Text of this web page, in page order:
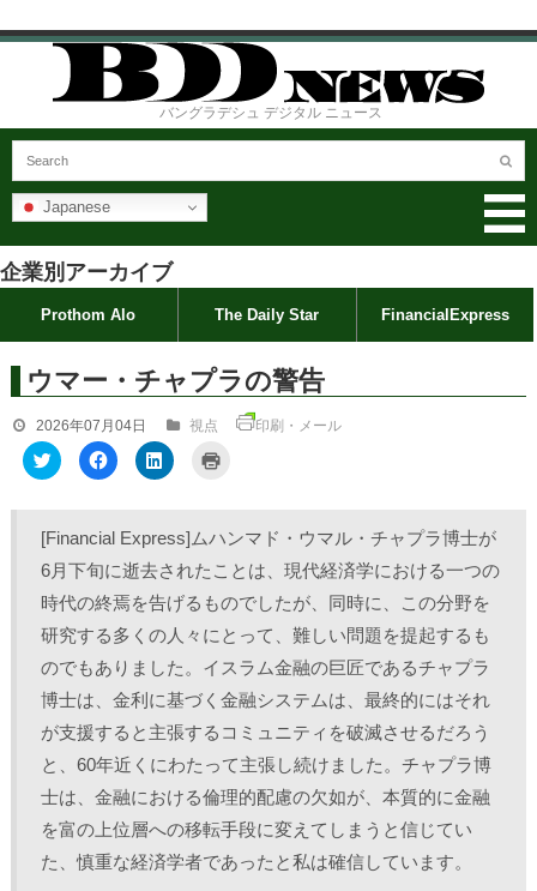
バングラデシュ デジタル ニュース
Japanese
企業別アーカイブ
Prothom Alo The Daily Star FinancialExpress
ウマー・チャプラの警告
2026年07月04日 視点
印刷・メール
ク
リ
て
T
i
t
e
r
で
共
有
(
新
い
ウ
ィ
ン
ド
ウ
で
開
ま
す
F
a
o
o
で
有
す
る
に
は
ク
ッ
し
て
く
だ
さ
い
新
い
ウ
ク
リ
L
n
e
d
I
n
で
共
有
(
し
い
ウ
ィ
ン
ド
で
き
ま
て
印
(
し
い
ウ
ィ
ン
ド
で
き
ま
す
[Financial Express]ムハンマド・ウマル・チャプラ博士が
6月下旬に逝去されたことは、現代経済学における一つの
時代の終焉を告げるものでしたが、同時に、この分野を
研究する多くの人々にとって、難しい問題を提起するも
のでもありました。イスラム金融の巨匠であるチャプラ
博士は、金利に基づく金融システムは、最終的にはそれ
が支援すると主張するコミュニティを破滅させるだろう
と、60年近くにわたって主張し続けました。チャプラ博
士は、金融における倫理的配慮の欠如が、本質的に金融
を富の上位層への移転手段に変えてしまうと信じてい
た、慎重な経済学者であったと私は確信しています。